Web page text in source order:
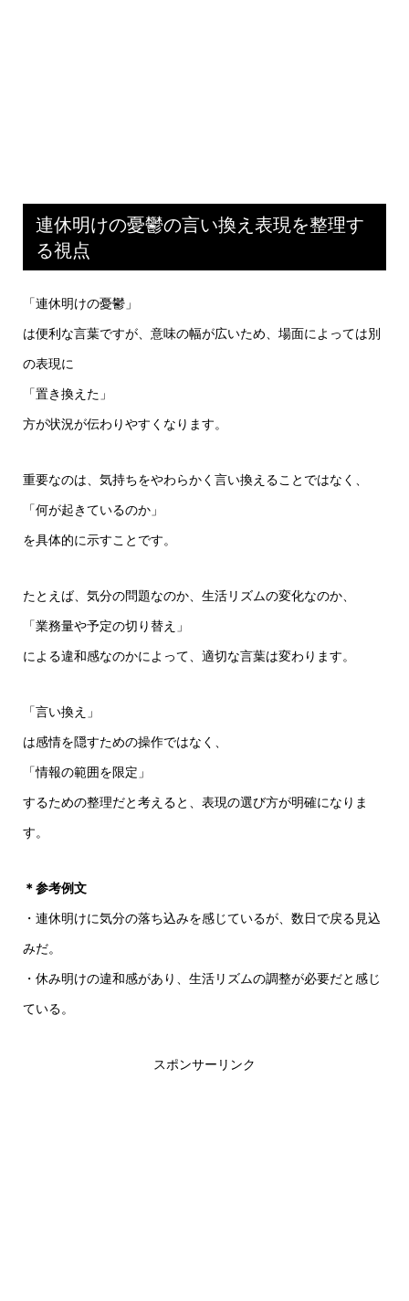
連休明けの憂鬱の言い換え表現を整理す
る視点
「連休明けの憂鬱」
は便利な言葉ですが、意味の幅が広いため、場面によっては別
の表現に
「置き換えた」
方が状況が伝わりやすくなります。
重要なのは、気持ちをやわらかく言い換えることではなく、
「何が起きているのか」
を具体的に示すことです。
たとえば、気分の問題なのか、生活リズムの変化なのか、
「業務量や予定の切り替え」
による違和感なのかによって、適切な言葉は変わります。
「言い換え」
は感情を隠すための操作ではなく、
「情報の範囲を限定」
するための整理だと考えると、表現の選び方が明確になりま
す。
＊参考例文
・連休明けに気分の落ち込みを感じているが、数日で戻る見込
みだ。
・休み明けの違和感があり、生活リズムの調整が必要だと感じ
ている。
スポンサーリンク